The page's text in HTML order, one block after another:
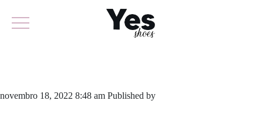
novembro 18, 2022 8:48 am Published by